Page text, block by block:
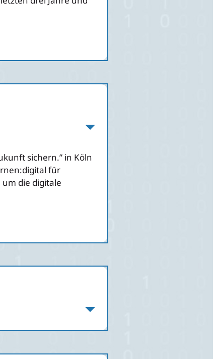
sichern.” in Köln
für
die digitale